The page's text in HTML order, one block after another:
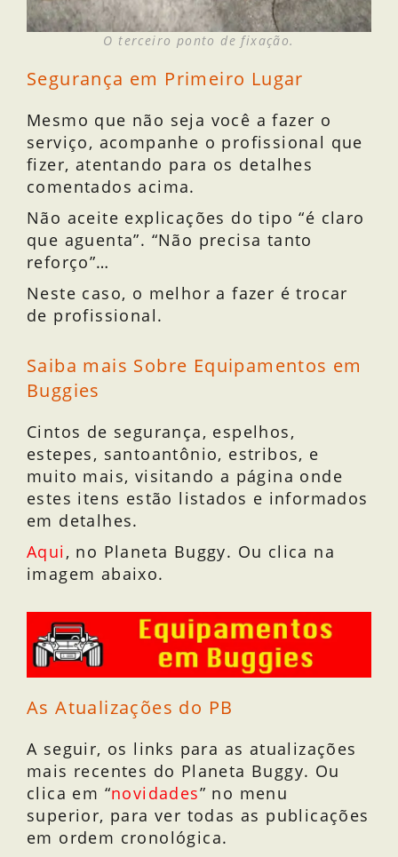
O terceiro ponto de fixação.
Segurança em Primeiro Lugar
Mesmo que não seja você a fazer o
serviço, acompanhe o profissional que
fizer, atentando para os detalhes
comentados acima.
Não aceite explicações do tipo “é claro
que aguenta”. “Não precisa tanto
reforço”…
Neste caso, o melhor a fazer é trocar
de profissional.
Saiba mais Sobre Equipamentos em
Buggies
Cintos de segurança, espelhos,
estepes, santoantônio, estribos, e
muito mais, visitando a página onde
estes itens estão listados e informados
em detalhes.
Aqui , no Planeta Buggy. Ou clica na
imagem abaixo.
As Atualizações do PB
A seguir, os links para as atualizações
mais recentes do Planeta Buggy. Ou
clica em “novidades” no menu
superior, para ver todas as publicações
em ordem cronológica.